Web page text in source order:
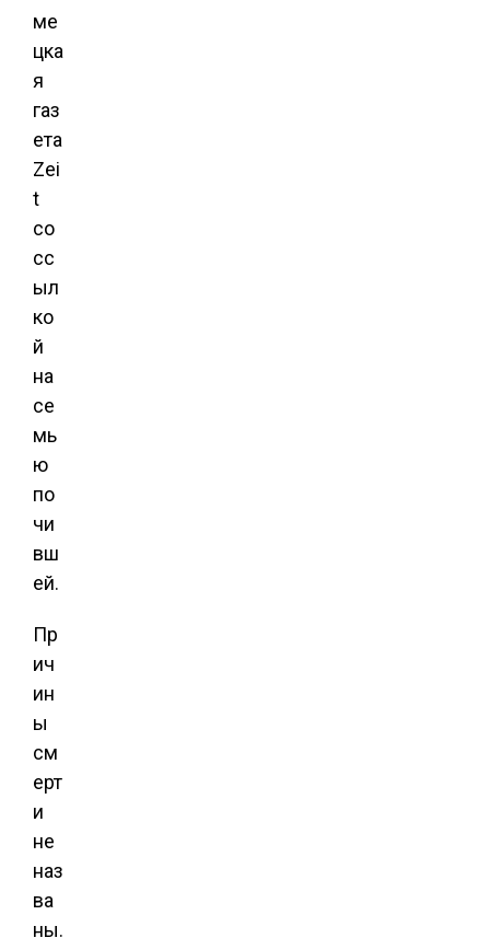
ме
цка
я
газ
ета
Zei
t
со
сс
ыл
ко
й
на
се
мь
ю
по
чи
вш
ей.
Пр
ич
ин
ы
см
ерт
и
не
наз
ва
ны.